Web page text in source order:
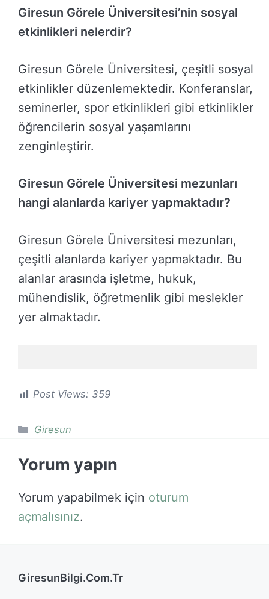
Giresun Görele Üniversitesi’nin sosyal
etkinlikleri nelerdir?
Giresun Görele Üniversitesi, çeşitli sosyal
etkinlikler düzenlemektedir. Konferanslar,
seminerler, spor etkinlikleri gibi etkinlikler
öğrencilerin sosyal yaşamlarını
zenginleştirir.
Giresun Görele Üniversitesi mezunları
hangi alanlarda kariyer yapmaktadır?
Giresun Görele Üniversitesi mezunları,
çeşitli alanlarda kariyer yapmaktadır. Bu
alanlar arasında işletme, hukuk,
mühendislik, öğretmenlik gibi meslekler
yer almaktadır.
Post Views: 359
Kategoriler
Giresun
Yorum yapın
Yorum yapabilmek için oturum
açmalısınız.
GiresunBilgi.Com.Tr